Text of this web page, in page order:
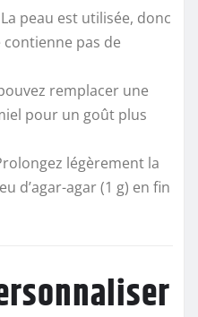
peau est utilisée, donc
contienne pas de
remplacer une
pour un goût plus
légèrement la
d’agar-agar (1 g) en fin